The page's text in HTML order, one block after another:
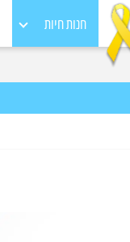
חנות חיות